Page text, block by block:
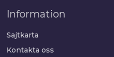
Information
Sajtkarta
Kontakta oss